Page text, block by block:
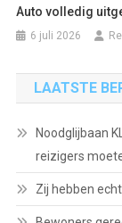
Auto volledig
6 juli 2026
LAATSTE
Noodglijbaan
reizigers
Zij hebben